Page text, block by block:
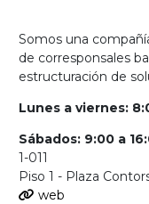
Somos una
de corresponsales
estructuración de
Lunes a viernes:
Sábados: 9:00 a
1-011
Piso 1 - Plaza
web